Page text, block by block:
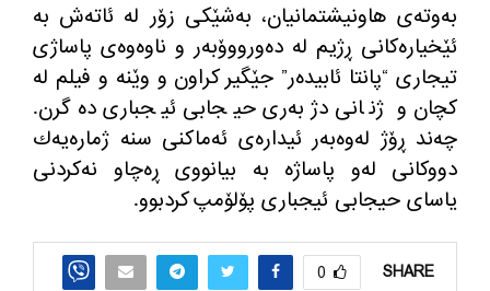
به‌وته‌ی هاونیشتمانیان، به‌شێكی زۆر له‌ ئاته‌ش به‌
ئێخیاره‌كانی ڕژیم له‌ ده‌ورووۆبه‌ر و ناوه‌وه‌ی پاساژی
تیجاری “پانتا ئابیده‌ر” جێگیر كراون و وێنه و فیلم له‌
كچان و ژنانی دژبه‌ری حیجابی ئیجباری ده‌گرن.
چه‌ند ڕۆژ له‌وه‌به‌ر ئیداره‌ی ئه‌ماكنی سنه‌ ژماره‌یه‌ك
دووكانی له‌و پاساژه‌ به‌ بیانووی ڕه‌چاو نه‌كردنی
یاسای حیجابی ئیجباری پۆلۆمپ كردبوو.
SHARE
0